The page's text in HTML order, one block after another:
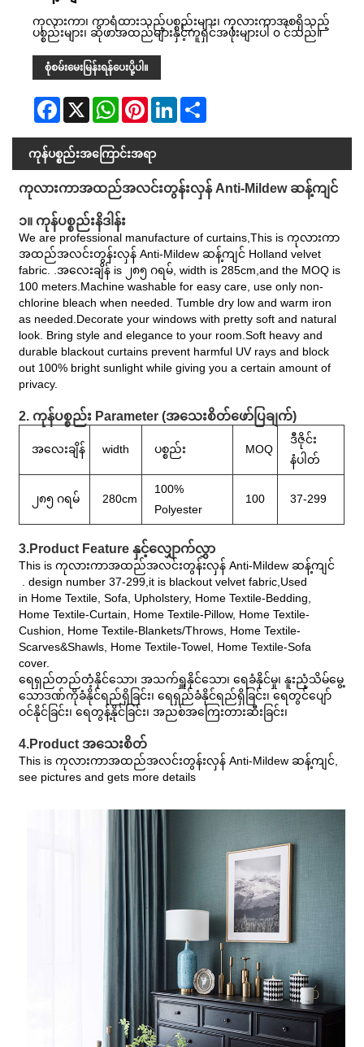
ကုလားကာ၊ ကာရံထားသည့်ပစ္စည်းများ၊ ကုလားကာအစရှိသည့်
ပစ္စည်းများ၊ ဆိုဖာအထည်များနှင့်ကူရှင်အဖုံးများပါ ၀ င်သည်။
စုံစမ်းမေးမြန်းရန်ပေးပို့ပါ။
Facebook
X WhatsAppPinterestLinkedIn
ကုန်ပစ္စည်းအကြောင်းအရာ
ကုလားကာအထည်အလင်းတွန်းလှန် Anti-Mildew ဆန့်ကျင်
၁။ ကုန်ပစ္စည်းနိဒါန်း
We are professional manufacture of curtains,This is ကုလားကာ
အထည်အလင်းတွန်းလှန် Anti-Mildew ဆန့်ကျင် Holland velvet
fabric. .အလေးချိန် is ၂၈၅ ဂရမ်, width is 285cm,and the MOQ is
100 meters.Machine washable for easy care, use only non-
chlorine bleach when needed. Tumble dry low and warm iron
as needed.Decorate your windows with pretty soft and natural
look. Bring style and elegance to your room.Soft heavy and
durable blackout curtains prevent harmful UV rays and block
out 100% bright sunlight while giving you a certain amount of
privacy.
2. ကုန်ပစ္စည်း Parameter (အသေးစိတ်ဖော်ပြချက်)
အလေးချိန် width ပစ္စည်း MOQ
ဒီဇိုင်း
နံပါတ်
၂၈၅ ဂရမ် 280cm
100%
Polyester
100 37-299
3.Product Feature နှင့်လျှောက်လွှာ
This is ကုလားကာအထည်အလင်းတွန်းလှန် Anti-Mildew ဆန့်ကျင်
. design number 37-299,it is blackout velvet fabric,Used
in Home Textile, Sofa, Upholstery, Home Textile-Bedding,
Home Textile-Curtain, Home Textile-Pillow, Home Textile-
Cushion, Home Textile-Blankets/Throws, Home Textile-
Scarves&Shawls, Home Textile-Towel, Home Textile-Sofa
cover.
ရေရှည်တည်တံ့နိုင်သော၊ အသက်ရှူနိုင်သော၊ ရေခံနိုင်မှု၊ နူးညံ့သိမ်မွေ့
သောဒဏ်ကိုခံနိုင်ရည်ရှိခြင်း၊ ရေရှည်ခံနိုင်ရည်ရှိခြင်း၊ ရေတွင်ပျော်
ဝင်နိုင်ခြင်း၊ ရေတွန့်နိုင်ခြင်း၊ အညစ်အကြေးတားဆီးခြင်း၊
4.Product အသေးစိတ်
This is ကုလားကာအထည်အလင်းတွန်းလှန် Anti-Mildew ဆန့်ကျင်,
see pictures and gets more details